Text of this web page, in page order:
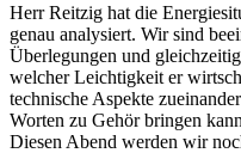
Herr Reitzig hat die
genau analysiert. Wir sind
Überlegungen und
welcher Leichtigkeit er
technische Aspekte
Worten zu Gehör bringen
Diesen Abend werden wir